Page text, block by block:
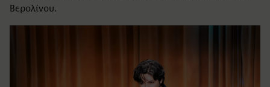
Βερολίνου.